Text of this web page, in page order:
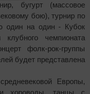
бугурт (массовое
бою), турнир по
один на один - Кубок
чемпионата
фолк-рок-группы
будет представлена
Европы,
хороводы, танцы с